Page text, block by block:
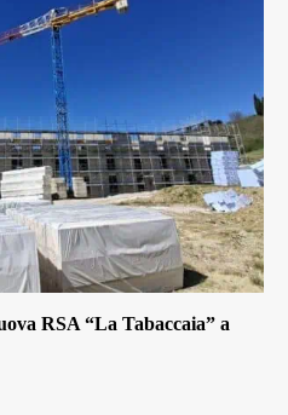
RSA “La Tabaccaia” a